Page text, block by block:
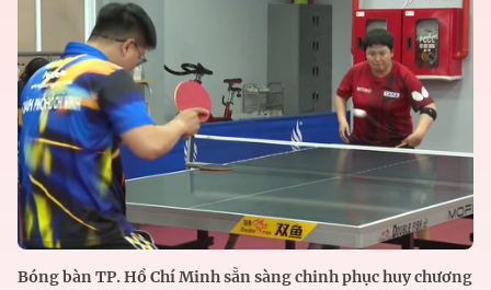
Bóng bàn TP. Hồ Chí Minh sẵn sàng chinh phục huy chương